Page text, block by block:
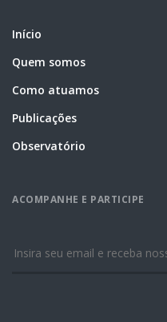
Início
Quem somos
Como atuamos
Publicações
Observatório
ACOMPANHE E PARTICIPE